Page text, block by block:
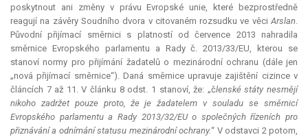
poskytnout ani změny v právu Evropské unie, které bezprostředně
reagují na závěry Soudního dvora v citovaném rozsudku ve věciArslan.
Původní přijímací směrnici s platností od července 2013 nahradila
směrnice Evropského parlamentu a Rady č. 2013/33/EU, kterou se
stanoví normy pro přijímání žadatelů o mezinárodní ochranu (dále jen
„nová přijímací směrnice“). Daná směrnice upravuje zajištění cizince v
článcích 7 až 11. V článku 8 odst. 1 stanoví, že: „členské státy nesmějí
nikoho zadržet pouze proto, že je žadatelem v souladu se směrnicí
Evropského parlamentu a Rady 2013/32/EU o společných řízeních pro
přiznávání a odnímání statusu mezinárodní ochrany.“ V odstavci 2 potom,